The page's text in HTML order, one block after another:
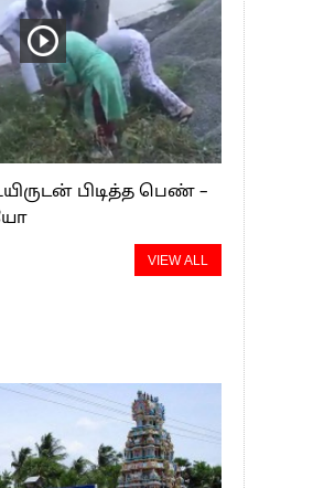
பிடித்த பெண் –
VIEW ALL